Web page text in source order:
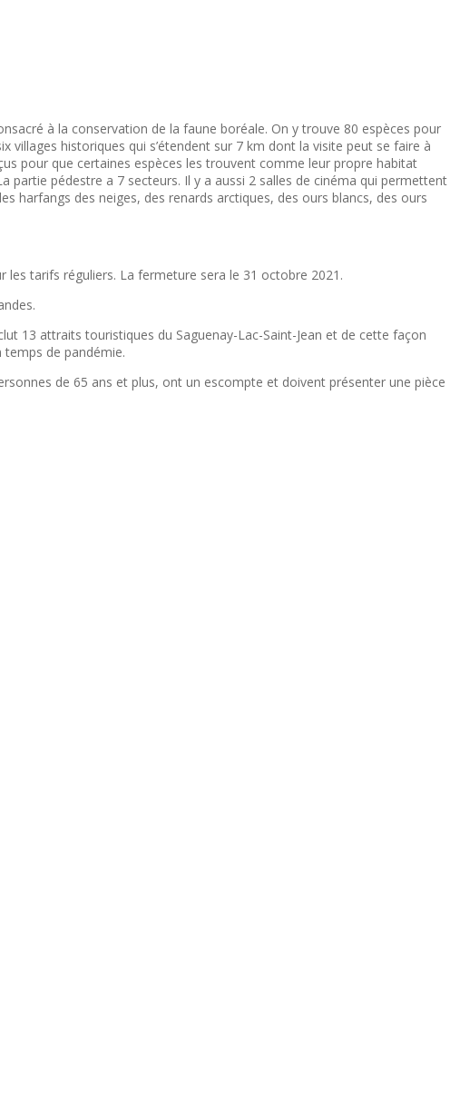
à la conservation de la faune boréale. On y trouve 80 espèces pour
villages historiques qui s’étendent sur 7 km dont la visite peut se faire à
pour que certaines espèces les trouvent comme leur propre habitat
pédestre a 7 secteurs. Il y a aussi 2 salles de cinéma qui permettent
harfangs des neiges, des renards arctiques, des ours blancs, des ours
les tarifs réguliers. La fermeture sera le 31 octobre 2021.
13 attraits touristiques du Saguenay-Lac-Saint-Jean et de cette façon
temps de pandémie.
de 65 ans et plus, ont un escompte et doivent présenter une pièce